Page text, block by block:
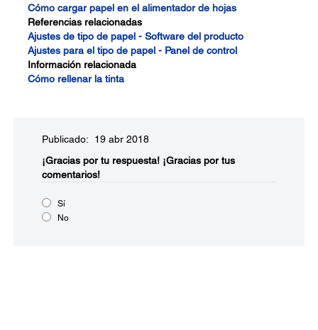
Cómo cargar papel en el alimentador de hojas
Referencias relacionadas
Ajustes de tipo de papel - Software del producto
Ajustes para el tipo de papel - Panel de control
Información relacionada
Cómo rellenar la tinta
Publicado: 19 abr 2018
¡Gracias por tu respuesta! ¡Gracias por tus
comentarios!
Sí
No